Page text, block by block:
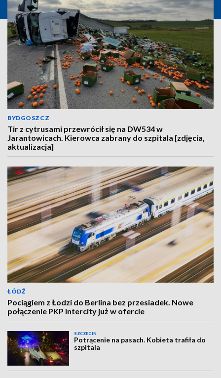
BYDGOSZCZ
Tir z cytrusami przewrócił się na DW534 w
Jarantowicach. Kierowca zabrany do szpitala [zdjęcia,
aktualizacja]
ŁÓDŹ
Pociągiem z Łodzi do Berlina bez przesiadek. Nowe
połączenie PKP Intercity już w ofercie
SZCZECIN
Potrącenie na pasach. Kobieta trafiła do
szpitala